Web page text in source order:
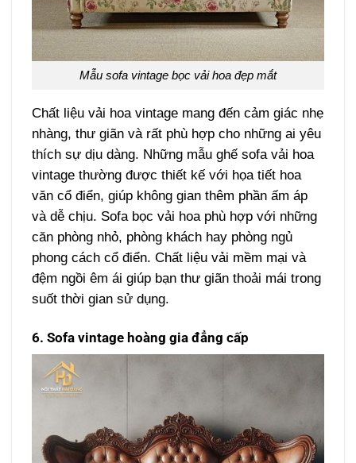
Mẫu sofa vintage bọc vải hoa đẹp mắt
Chất liệu vải hoa vintage mang đến cảm giác nhẹ
nhàng, thư giãn và rất phù hợp cho những ai yêu
thích sự dịu dàng. Những mẫu ghế sofa vải hoa
vintage thường được thiết kế với họa tiết hoa
văn cổ điển, giúp không gian thêm phần ấm áp
và dễ chịu. Sofa bọc vải hoa phù hợp với những
căn phòng nhỏ, phòng khách hay phòng ngủ
phong cách cổ điển. Chất liệu vải mềm mại và
đệm ngồi êm ái giúp bạn thư giãn thoải mái trong
suốt thời gian sử dụng.
6. Sofa vintage hoàng gia đẳng cấp